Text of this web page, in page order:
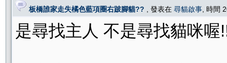
板橋誰家走失橘色藍項圈右跛腳貓?? , 發表在 尋貓啟事 , 時間
是尋找主人 不是尋找貓咪喔